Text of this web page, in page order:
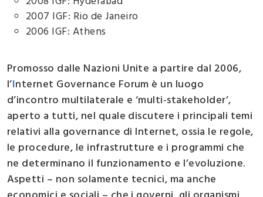
2007 IGF: Rio de Janeiro
2006 IGF: Athens
Promosso dalle Nazioni Unite a partire dal 2006,
l’Internet Governance Forum è un luogo
d’incontro multilaterale e ‘multi-stakeholder’,
aperto a tutti, nel quale discutere i principali temi
relativi alla governance di Internet, ossia le regole,
le procedure, le infrastrutture e i programmi che
ne determinano il funzionamento e l’evoluzione.
Aspetti – non solamente tecnici, ma anche